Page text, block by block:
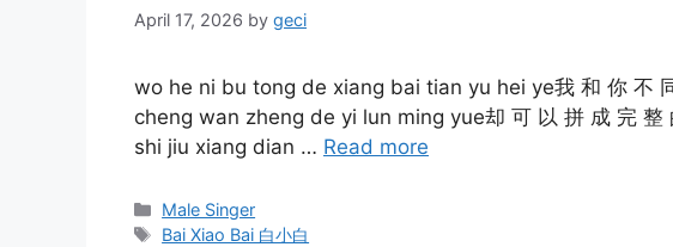
April 17, 2026 by geci
wo he ni bu tong de xiang bai tian yu hei ye我 和 你 不
cheng wan zheng de yi lun ming yue却 可 以 拼 成 完
shi jiu xiang dian … Read more
Categories
Male Singer
Tags
Bai Xiao Bai 白小白